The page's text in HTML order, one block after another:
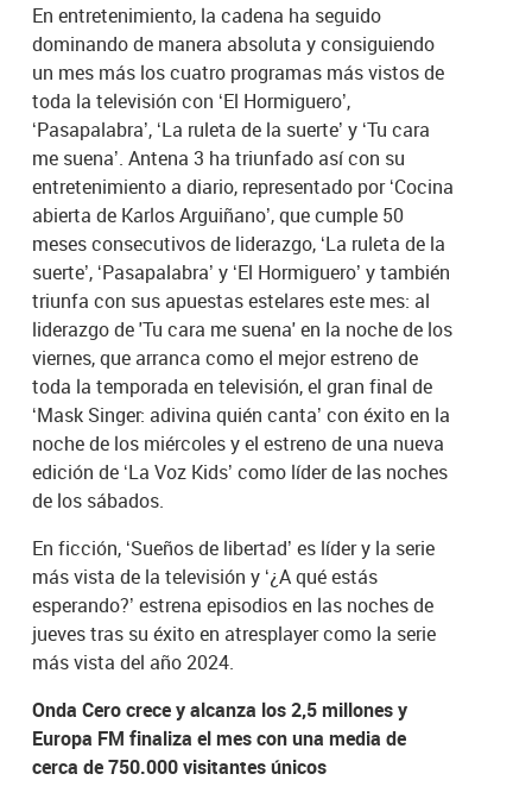
En entretenimiento, la cadena ha seguido
dominando de manera absoluta y consiguiendo
un mes más los cuatro programas más vistos de
toda la televisión con ‘El Hormiguero’,
‘Pasapalabra’, ‘La ruleta de la suerte’ y ‘Tu cara
me suena’. Antena 3 ha triunfado así con su
entretenimiento a diario, representado por ‘Cocina
abierta de Karlos Arguiñano’, que cumple 50
meses consecutivos de liderazgo, ‘La ruleta de la
suerte’, ‘Pasapalabra’ y ‘El Hormiguero’ y también
triunfa con sus apuestas estelares este mes: al
liderazgo de 'Tu cara me suena' en la noche de los
viernes, que arranca como el mejor estreno de
toda la temporada en televisión, el gran final de
‘Mask Singer: adivina quién canta’ con éxito en la
noche de los miércoles y el estreno de una nueva
edición de ‘La Voz Kids’ como líder de las noches
de los sábados.
En ficción, ‘Sueños de libertad’ es líder y la serie
más vista de la televisión y ‘¿A qué estás
esperando?’ estrena episodios en las noches de
jueves tras su éxito en atresplayer como la serie
más vista del año 2024.
Onda Cero crece y alcanza los 2,5 millones y
Europa FM finaliza el mes con una media de
cerca de 750.000 visitantes únicos